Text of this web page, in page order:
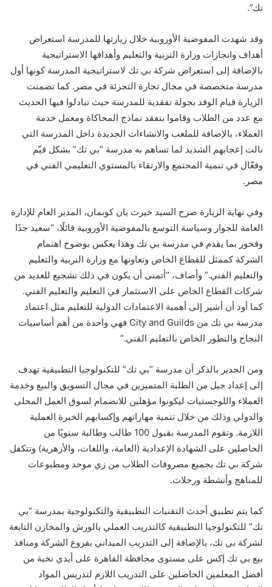
تك”.
وقد شهدت المفوضية الأوروبية خلال زيارتها للمدرسة استعراض
أهداف وانجازات وزارة التربية والتعليم وأهدافها الاستراتيجية
بالإضافة إلى استعراض شركة بي تك لاستراتيجية المدرسة كونها أول
مدرسة متخصصة في مجال تجارة التجزئة في مصر. كما تضمنت
الزيارة قيام الوفد بجولة تفقدية للمدرسة حيث تبادلوا فيها الحديث
مع عدد من الطلاب وقاموا بتفقد نماذج المحاكاة ومعمل خدمة
العملاء، بالإضافة للملعب والانشاءات الجديدة داخل المدرسة التي
نالت إعجابهم الشديد لما تساهم به مدرسة “بي تك” بشكل قيّم
وفعّال في تنمية المجتمع والارتقاء بالمستوي التعليمي الفني في
مصر.
وفي نهاية الزيارة صرح السيد خيرت يان كوبمان، المدير العام للإدارة
العامة للجوار وسياسة التوسع بالمفوضية الأوروبية قائلًا، “سعيد جدًا
وفخور بما يقدم في مدرسة بي تك وهذا يعكس بوضوح اهتمام
الشركة كممثل للقطاع الخاص وتعاونها مع وزارة التربية والتعليم
والتعليم الفني.” وأضاف، “أتمنى أن يكون في ذلك تشجيع للعديد من
شركات القطاع الخاص على الاستثمار في التعليم والتعليم الفني.
كما أود أن أشير إلى أهمية الاعتمادات الدولية للتعليم مثل اعتماد
مدرسة بي تك من City and Guilds فهي واحدة من أهم أساسيات
النجاح والتطور الخاص بالتعليم الفني.”
ومن الجدير بالذكر أن مدرسة “بي تك” للتكنولوجيا التطبيقية تهدف
إلى إعداد جيل من الطلبة المتميزين في مجال التسويق والبيع وخدمة
العملاء واللوجستيات ليكونوا مؤهلين للانضمام لسوق العمل المحلى
والدولي وذلك من خلال تنمية مهاراتهم وإكسابهم الخبرة العملية
اللازمة. وتقوم المدرسة بقبول 100 طالب وطالبة سنويًا من
الحاصلين على الشهادة الإعدادية (العامة، واللغات، والأزهرية) وتتكفل
شركة بي تك بجميع مصروفات الطلاب من زي موحد ومطبوعات
للمناهج وأنشطة ورحلات.
كما يتم تطبيق أحدث التقنيات التطبيقية والتكنولوجية بمدرسة “بي
تك” للتكنولوجيا التطبيقية كالتدريب العملي بالورش والمخازن التابعة
لشركة بي تك، بالإضافة إلى التدريب الميداني بفروع الشركة ومنافذ
بيع بي تك إكس على مستوى محافظة القاهرة على أيدي نخبة من
أفضل المعلمين الحاصلين على التدريب اللازم لتدريس المواد